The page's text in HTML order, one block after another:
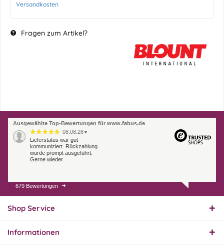
Versandkosten
Fragen zum Artikel?
Ausgewählte Top-Bewertungen für www.fabus.de
08.08.26 ▼
Lieferstatus war gut
kommuniziert. Rückzahlung
wurde prompt ausgeführt.
Gerne wieder.
07.08.26
Endlich das richtige
679 Bewertungen
Shop Service
Informationen